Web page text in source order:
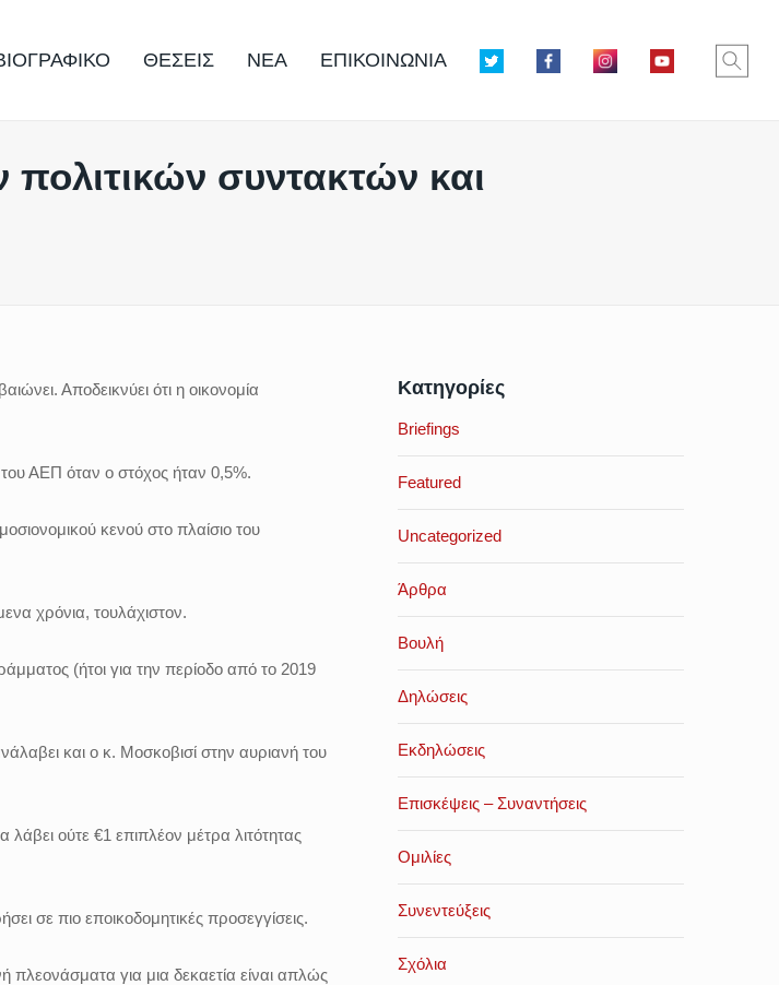
ΘΕΣΕΙΣ ΝΕΑ ΕΠΙΚΟΙΝΩΝΙΑ
συντακτών και
Αποδεικνύει ότι η οικονομία
ΑΕΠ όταν ο στόχος ήταν 0,5%.
κενού στο πλαίσιο του
χρόνια, τουλάχιστον.
(ήτοι για την περίοδο από το 2019
και ο κ. Μοσκοβισί στην αυριανή του
ούτε €1 επιπλέον μέτρα λιτότητας
σε πιο εποικοδομητικές προσεγγίσεις.
για μια δεκαετία είναι απλώς
Κατηγορίες
Briefings
Featured
Uncategorized
Άρθρα
Βουλή
Δηλώσεις
Εκδηλώσεις
Επισκέψεις – Συναντήσεις
Ομιλίες
Συνεντεύξεις
Σχόλια